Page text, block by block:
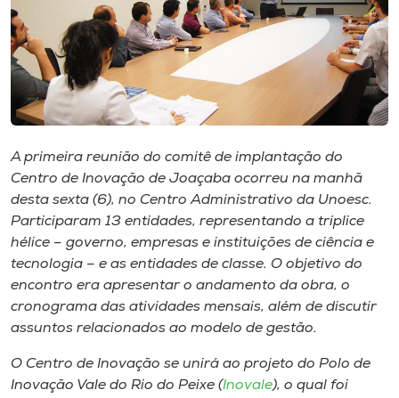
Rádio
Museu
Unoesc
Store
Selecione
A primeira reunião do comitê de implantação do
Centro de Inovação de Joaçaba ocorreu na manhã
desta sexta (6), no Centro Administrativo da Unoesc.
Participaram 13 entidades, representando a tríplice
hélice – governo, empresas e instituições de ciência e
tecnologia – e as entidades de classe. O objetivo do
encontro era apresentar o andamento da obra, o
cronograma das atividades mensais, além de discutir
assuntos relacionados ao modelo de gestão.
O Centro de Inovação se unirá ao projeto do Polo de
Inovação Vale do Rio do Peixe (Inovale), o qual foi